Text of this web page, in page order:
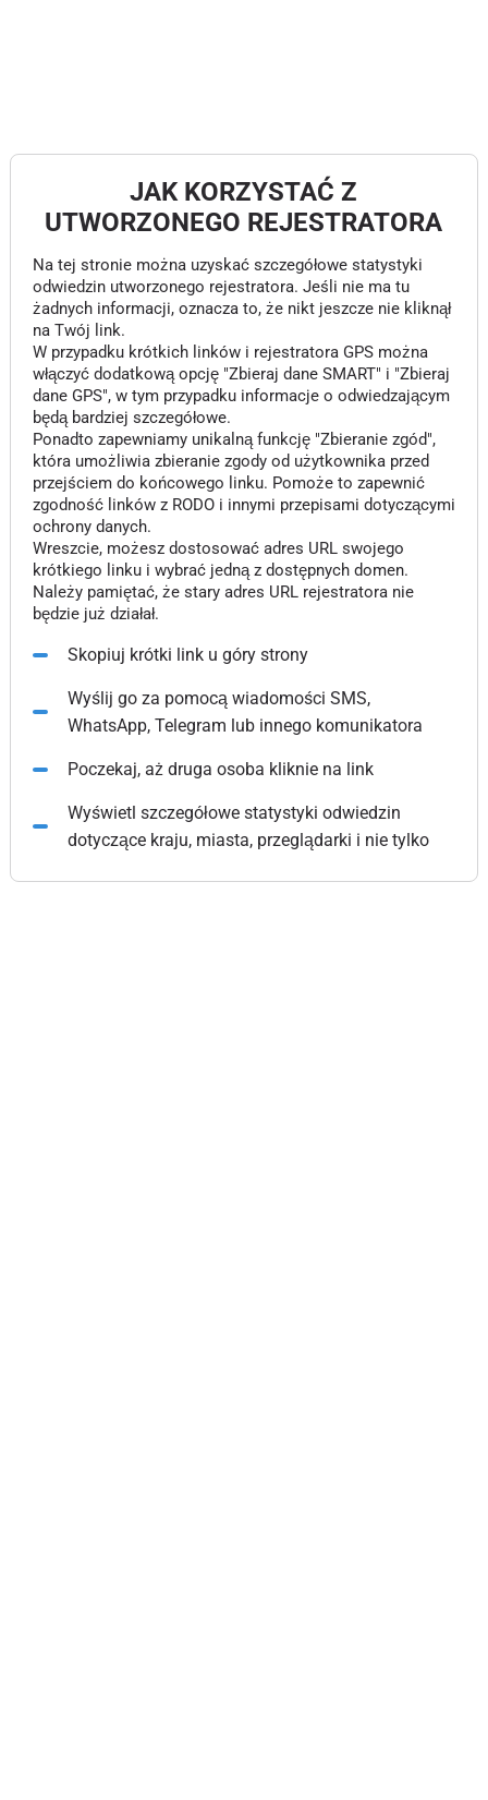
JAK KORZYSTAĆ Z
UTWORZONEGO REJESTRATORA
Na tej stronie można uzyskać szczegółowe statystyki
odwiedzin utworzonego rejestratora. Jeśli nie ma tu
żadnych informacji, oznacza to, że nikt jeszcze nie kliknął
na Twój link.
W przypadku krótkich linków i rejestratora GPS można
włączyć dodatkową opcję "Zbieraj dane SMART" i "Zbieraj
dane GPS", w tym przypadku informacje o odwiedzającym
będą bardziej szczegółowe.
Ponadto zapewniamy unikalną funkcję "Zbieranie zgód",
która umożliwia zbieranie zgody od użytkownika przed
przejściem do końcowego linku. Pomoże to zapewnić
zgodność linków z RODO i innymi przepisami dotyczącymi
ochrony danych.
Wreszcie, możesz dostosować adres URL swojego
krótkiego linku i wybrać jedną z dostępnych domen.
Należy pamiętać, że stary adres URL rejestratora nie
będzie już działał.
Skopiuj krótki link u góry strony
Wyślij go za pomocą wiadomości SMS,
WhatsApp, Telegram lub innego komunikatora
Poczekaj, aż druga osoba kliknie na link
Wyświetl szczegółowe statystyki odwiedzin
dotyczące kraju, miasta, przeglądarki i nie tylko